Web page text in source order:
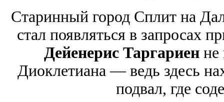
Старинный город Сплит на
стал появляться в запросах
Дейенерис Таргариенне
Диоклетиана — ведь здесь
подвал, где